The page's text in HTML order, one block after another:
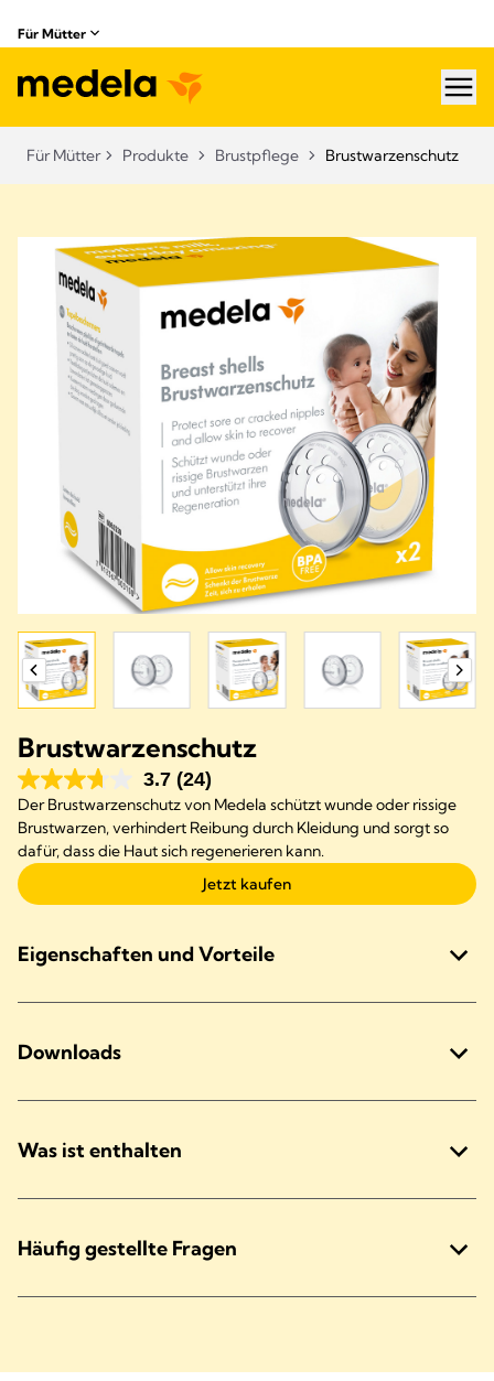
Für Mütter
Für Mütter Produkte Brustpflege Brustwarzenschutz
Brustwarzenschutz
3.7 (24)
Der Brustwarzenschutz von Medela schützt wunde oder rissige
Brustwarzen, verhindert Reibung durch Kleidung und sorgt so
dafür, dass die Haut sich regenerieren kann.
Jetzt kaufen
Eigenschaften und Vorteile
Downloads
Was ist enthalten
Häufig gestellte Fragen